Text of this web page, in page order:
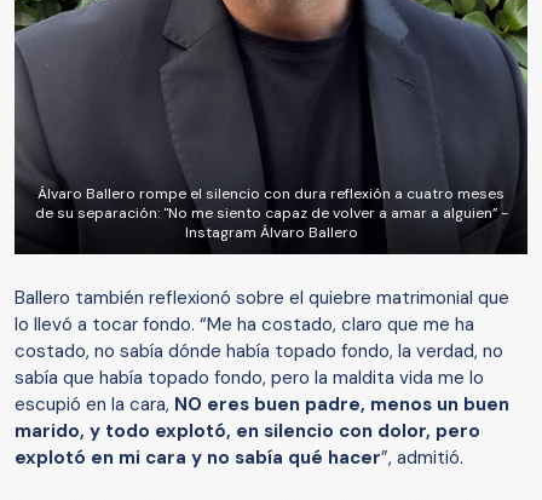
Álvaro Ballero rompe el silencio con dura reflexión a cuatro meses
de su separación: "No me siento capaz de volver a amar a alguien” -
Instagram Álvaro Ballero
Ballero también reflexionó sobre el quiebre matrimonial que
lo llevó a tocar fondo. “Me ha costado, claro que me ha
costado, no sabía dónde había topado fondo, la verdad, no
sabía que había topado fondo, pero la maldita vida me lo
escupió en la cara, NO eres buen padre, menos un buen
marido, y todo explotó, en silencio con dolor, pero
explotó en mi cara y no sabía qué hacer”, admitió.